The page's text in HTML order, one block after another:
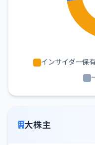
インサイダー保
大株主